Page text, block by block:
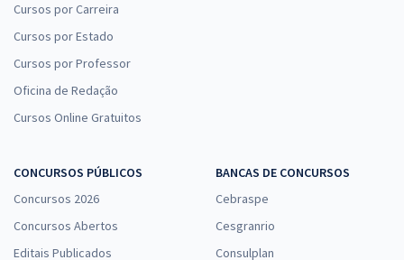
Cursos por Carreira
Cursos por Estado
Cursos por Professor
Oficina de Redação
Cursos Online Gratuitos
CONCURSOS PÚBLICOS
Concursos 2026
Concursos Abertos
Editais Publicados
BANCAS DE CONCURSOS
Cebraspe
Cesgranrio
Consulplan